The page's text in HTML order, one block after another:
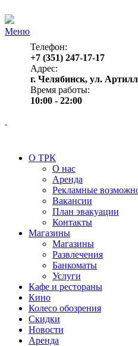
Меню
Телефон:
+7 (351) 247-17-17
Адрес:
г. Челябинск, ул.
Время работы:
10:00 - 22:00
О ТРК
О нас
Аренда
Рекламные
Вакансии
План эвакуации
Контакты
Магазины
Магазины
Развлечения
Банкоматы
Услуги
Кафе и рестораны
Кино
Колесо обозрения
Скидки
Новости
Аренда